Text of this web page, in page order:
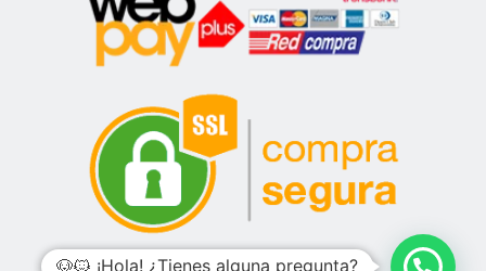
🐶🐱 ¡Hola! ¿Tienes alguna pregunta?